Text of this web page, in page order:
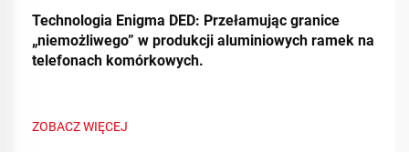
Technologia Enigma DED: Przełamując granice
„niemożliwego” w produkcji aluminiowych ramek na
telefonach komórkowych.
ZOBACZ WIĘCEJ